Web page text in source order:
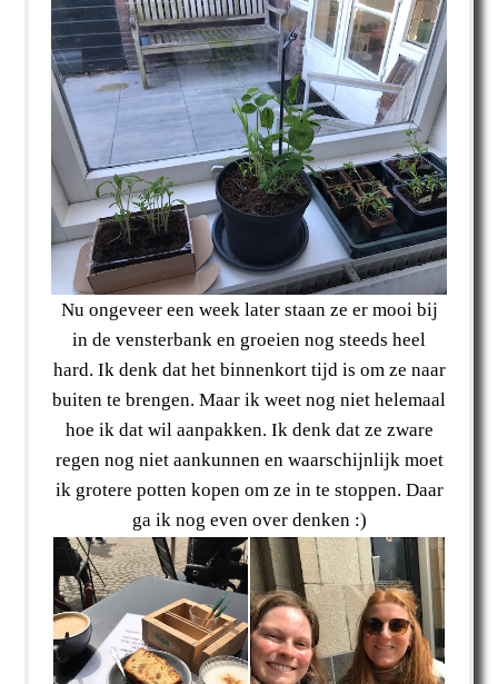
Nu ongeveer een week later staan ze er mooi bij
in de vensterbank en groeien nog steeds heel
hard. Ik denk dat het binnenkort tijd is om ze naar
buiten te brengen. Maar ik weet nog niet helemaal
hoe ik dat wil aanpakken. Ik denk dat ze zware
regen nog niet aankunnen en waarschijnlijk moet
ik grotere potten kopen om ze in te stoppen. Daar
ga ik nog even over denken :)